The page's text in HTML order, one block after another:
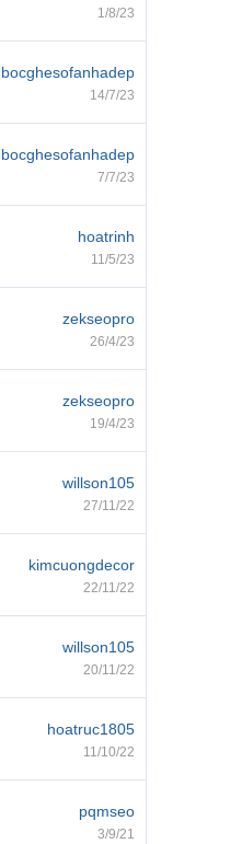
1/8/23
bocghesofanhadep
14/7/23
bocghesofanhadep
7/7/23
hoatrinh
11/5/23
zekseopro
26/4/23
zekseopro
19/4/23
willson105
27/11/22
kimcuongdecor
22/11/22
willson105
20/11/22
hoatruc1805
11/10/22
pqmseo
3/9/21